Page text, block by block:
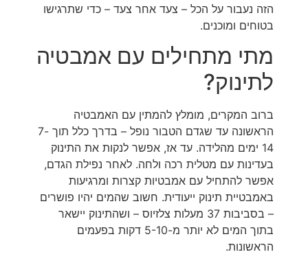
הזה נעבור על הכל – צעד אחר צעד – כדי שתרגישו
בטוחים ומוכנים.
מתי מתחילים עם אמבטיה
לתינוק?
ברוב המקרים, מומלץ להמתין עם האמבטיה
הראשונה עד שגדם הטבור נופל – בדרך כלל תוך 7-
14 ימים מהלידה. עד אז, אפשר לנקות את התינוק
בעדינות עם מטלית רכה ולחה. לאחר נפילת הגדם,
אפשר להתחיל עם אמבטיות קצרות ומרגיעות
באמבטיית תינוק ייעודית. חשוב שהמים יהיו פושרים
– בסביבות 37 מעלות צלזיוס – ושהתינוק יישאר
בתוך המים לא יותר מ-5-10 דקות בפעמים
הראשונות.